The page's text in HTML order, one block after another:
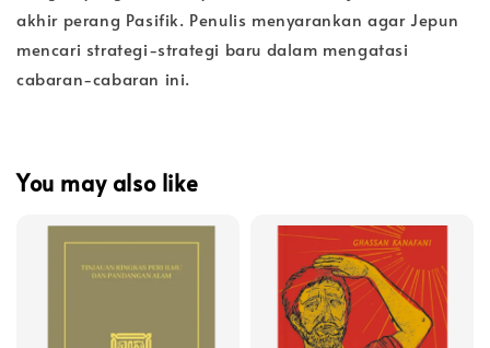
akhir perang Pasifik. Penulis menyarankan agar Jepun
mencari strategi-strategi baru dalam mengatasi
cabaran-cabaran ini.
You may also like